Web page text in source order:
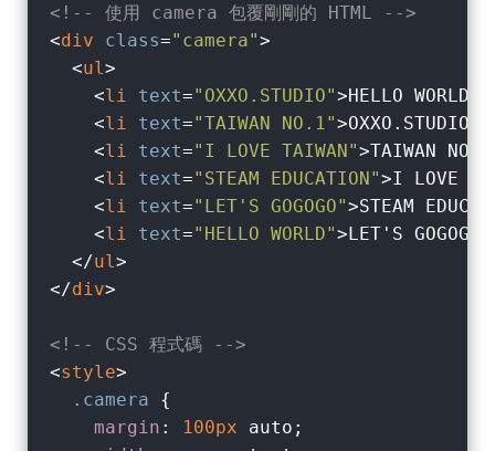
<!-- 使用 camera 包覆剛剛的 HTML -->
<div class="camera">
<ul>
<li text="OXXO.STUDIO">HELLO WORLD
<li text="TAIWAN NO.1">OXXO.STUDIO
<li text="I LOVE TAIWAN">TAIWAN NO.1
<li text="STEAM EDUCATION">I LOVE
<li text="LET'S GOGOGO">STEAM
<li text="HELLO WORLD"> LET'S GOGOGO
</ul>
</div>
<!-- CSS 程式碼 -->
<style>
.camera {
margin : 100px auto;